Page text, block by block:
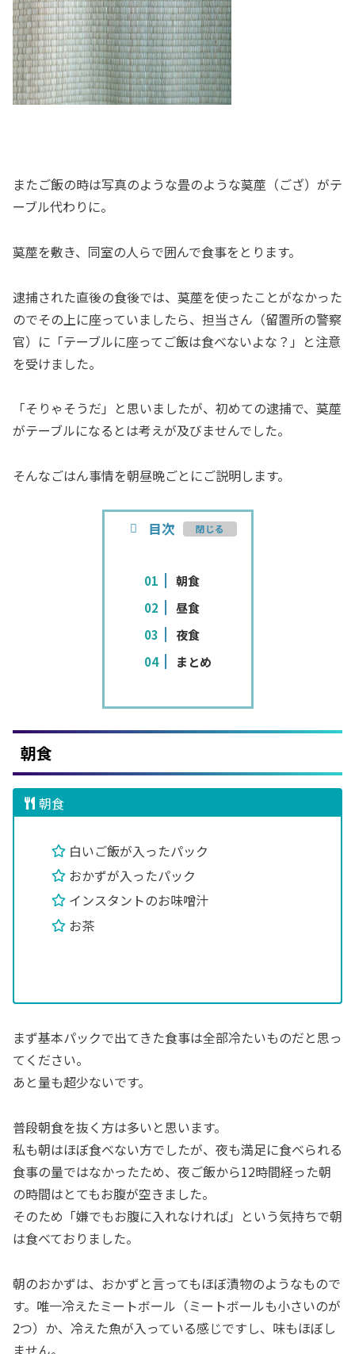
またご飯の時は写真のような畳のような茣蓙（ござ）がテ
ーブル代わりに。
茣蓙を敷き、同室の人らで囲んで食事をとります。
逮捕された直後の食後では、茣蓙を使ったことがなかった
のでその上に座っていましたら、担当さん（留置所の警察
官）に「テーブルに座ってご飯は食べないよな？」と注意
を受けました。
「そりゃそうだ」と思いましたが、初めての逮捕で、茣蓙
がテーブルになるとは考えが及びませんでした。
そんなごはん事情を朝昼晩ごとにご説明します。
目次
朝食
昼食
夜食
まとめ
朝食
朝食
白いご飯が入ったパック
おかずが入ったパック
インスタントのお味噌汁
お茶
まず基本パックで出てきた食事は全部冷たいものだと思っ
てください。
あと量も超少ないです。
普段朝食を抜く方は多いと思います。
私も朝はほぼ食べない方でしたが、夜も満足に食べられる
食事の量ではなかったため、夜ご飯から12時間経った朝
の時間はとてもお腹が空きました。
そのため「嫌でもお腹に入れなければ」という気持ちで朝
は食べておりました。
朝のおかずは、おかずと言ってもほぼ漬物のようなもので
す。唯一冷えたミートボール（ミートボールも小さいのが
2つ）か、冷えた魚が入っている感じですし、味もほぼし
ません。